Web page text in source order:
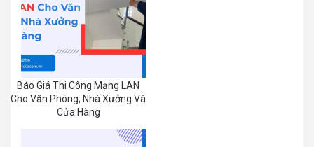
Báo Giá Thi Công Mạng LAN
Cho Văn Phòng, Nhà Xưởng Và
Cửa Hàng